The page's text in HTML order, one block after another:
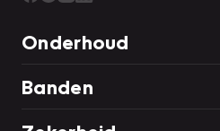
Onderhoud
Banden